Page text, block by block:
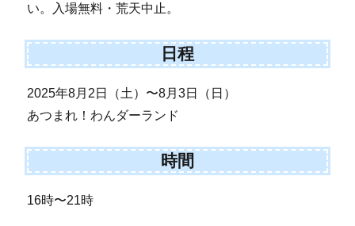
い。入場無料・荒天中止。
日程
2025年8月2日（土）〜8月3日（日）
あつまれ！わんダーランド
時間
16時〜21時